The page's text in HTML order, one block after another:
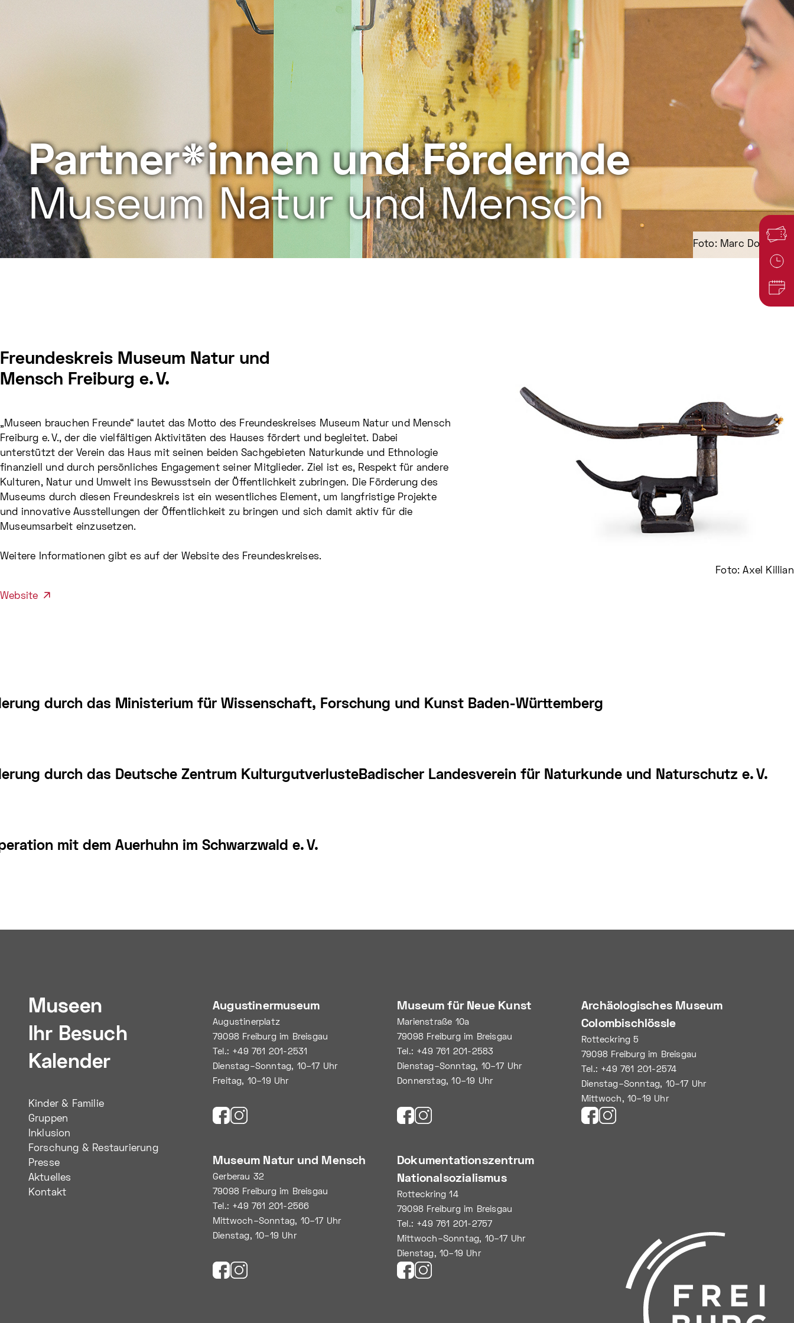
Foto: Marc Doradzillo
Partner*innen und Fördernde
Museum Natur und Mensch
Freundeskreis Museum Natur und
Mensch Freiburg e. V.
„Museen brauchen Freunde“ lautet das Motto des Freundeskreises Museum Natur und Mensch
Freiburg e. V., der die vielfältigen Aktivitäten des Hauses fördert und begleitet. Dabei
unterstützt der Verein das Haus mit seinen beiden Sachgebieten Naturkunde und Ethnologie
finanziell und durch persönliches Engagement seiner Mitglieder. Ziel ist es, Respekt für andere
Kulturen, Natur und Umwelt ins Bewusstsein der Öffentlichkeit zubringen. Die Förderung des
Museums durch diesen Freundeskreis ist ein wesentliches Element, um langfristige Projekte
und innovative Ausstellungen der Öffentlichkeit zu bringen und sich damit aktiv für die
Museumsarbeit einzusetzen.
Weitere Informationen gibt es auf der Website des Freundeskreises.
Website
Foto: Axel Killian
durch das Ministerium für Wissenschaft, Forschung und Kunst Baden-Württemberg
durch das Deutsche Zentrum KulturgutverlusteBadischer Landesverein für Naturkunde und Naturschutz e. V.
mit dem Auerhuhn im Schwarzwald e. V.
Museen
Ihr Besuch
Kalender
Kinder & Familie
Gruppen
Inklusion
Forschung & Restaurierung
Presse
Aktuelles
Kontakt
Augustinermuseum
Augustinerplatz
79098 Freiburg im Breisgau
Tel.: +49 761 201-2531
Dienstag–Sonntag, 10–17 Uhr
Freitag, 10–19 Uhr
Museum für Neue Kunst
Marienstraße 10a
79098 Freiburg im Breisgau
Tel.: +49 761 201-2583
Dienstag–Sonntag, 10–17 Uhr
Donnerstag, 10–19 Uhr
Archäologisches Museum
Colombischlössle
Rotteckring 5
79098 Freiburg im Breisgau
Tel.: +49 761 201-2574
Dienstag–Sonntag, 10–17 Uhr
Mittwoch, 10–19 Uhr
Museum Natur und Mensch
Gerberau 32
79098 Freiburg im Breisgau
Tel.: +49 761 201-2566
Mittwoch–Sonntag, 10–17 Uhr
Dienstag, 10–19 Uhr
Dokumentationszentrum
Nationalsozialismus
Rotteckring 14
79098 Freiburg im Breisgau
Tel.: +49 761 201-2757
Mittwoch–Sonntag, 10–17 Uhr
Dienstag, 10–19 Uhr